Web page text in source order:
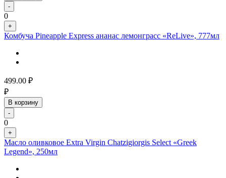
-
0
+
Комбуча Pineapple Express ананас лемонграсс «ReLive», 777мл
499.00 ₽
₽
В корзину
-
0
+
Масло оливковое Extra Virgin Chatzigiorgis Select «Greek
Legend», 250мл